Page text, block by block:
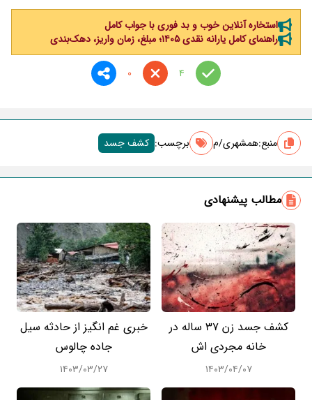
استخاره آنلاین خوب و بد فوری با جواب کامل
راهنمای کامل یارانه نقدی ۱۴۰۵؛ مبلغ، زمان واریز، دهک‌بندی
4
0
منبع:همشهری/م برچسب‌: کشف جسد
مطالب پیشنهادی
کشف جسد زن 37 ساله در
خانه مجردی اش
۱۴۰۳/۰۴/۰۷
خبری غم انگیز از حادثه سیل
جاده چالوس
۱۴۰۳/۰۳/۲۷